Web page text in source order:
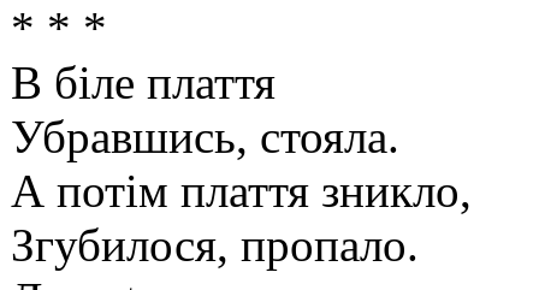
* * *
В біле плаття
Убравшись, стояла.
А потім плаття зникло,
Згубилося, пропало.